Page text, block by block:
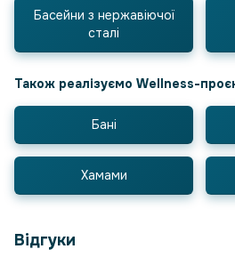
Басейни з нержавіючої
сталі
Також реалізуємо Wellness-
Бані
Хамами
Відгуки